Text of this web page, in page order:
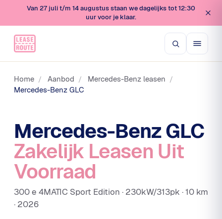
Van 27 juli t/m 14 augustus staan we dagelijks tot 12:30
uur voor je klaar.
Home / Aanbod / Mercedes-Benz leasen /
Mercedes-Benz GLC
Mercedes-Benz GLC
Zakelijk Leasen Uit
Voorraad
300 e 4MATIC Sport Edition · 230kW/313pk · 10 km
· 2026